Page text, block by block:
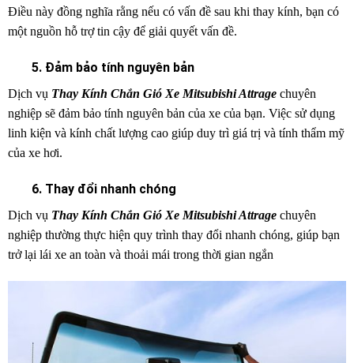
Điều này đồng nghĩa rằng nếu có vấn đề sau khi thay kính, bạn có
một nguồn hỗ trợ tin cậy để giải quyết vấn đề.
5. Đảm bảo tính nguyên bản
Dịch vụ Thay Kính Chắn Gió Xe Mitsubishi Attrage chuyên
nghiệp sẽ đảm bảo tính nguyên bản của xe của bạn. Việc sử dụng
linh kiện và kính chất lượng cao giúp duy trì giá trị và tính thẩm mỹ
của xe hơi.
6. Thay đổi nhanh chóng
Dịch vụ Thay Kính Chắn Gió Xe Mitsubishi Attrage chuyên
nghiệp thường thực hiện quy trình thay đổi nhanh chóng, giúp bạn
trở lại lái xe an toàn và thoải mái trong thời gian ngắn